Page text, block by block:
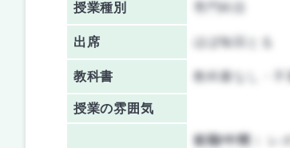
授業種別 専門科目
出席 ほぼ毎回とる
教科書 教科書なし・不
授業の雰囲気
前期/中間：
レ